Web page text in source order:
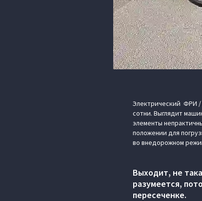
Электрический ФРИ /
сотни. Выглядит
элементы
положении для
во внедорожном
Выходит, не
разумеется,
пересеченке.